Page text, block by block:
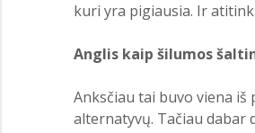
kuri yra pigiausia. Ir
Anglis kaip šilumos
Anksčiau tai buvo viena
alternatyvų. Tačiau dabar